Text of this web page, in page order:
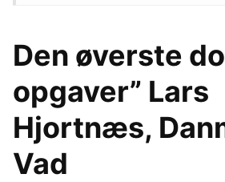
Den øverste
opgaver” Lars
Hjortnæs,
Vad